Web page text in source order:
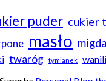
puder cukier
masło
twaróg tymianek